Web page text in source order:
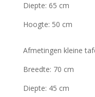
Diepte: 65 cm
Hoogte: 50 cm
Afmetingen kleine
Breedte: 70 cm
Diepte: 45 cm